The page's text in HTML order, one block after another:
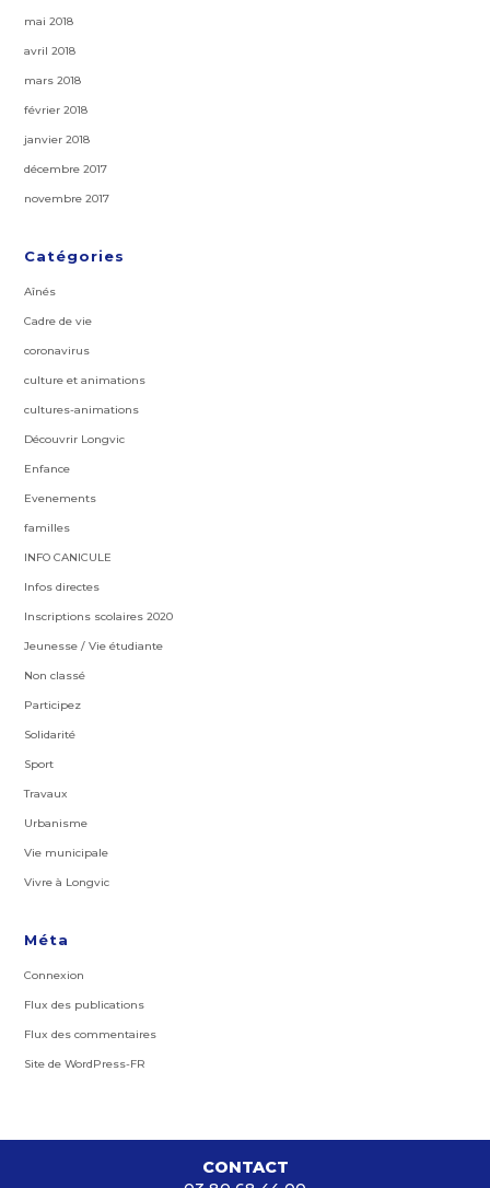
mai 2018
avril 2018
mars 2018
février 2018
janvier 2018
décembre 2017
novembre 2017
Catégories
Aînés
Cadre de vie
coronavirus
culture et animations
cultures-animations
Découvrir Longvic
Enfance
Evenements
familles
INFO CANICULE
Infos directes
Inscriptions scolaires 2020
Jeunesse / Vie étudiante
Non classé
Participez
Solidarité
Sport
Travaux
Urbanisme
Vie municipale
Vivre à Longvic
Méta
Connexion
Flux des publications
Flux des commentaires
Site de WordPress-FR
CONTACT